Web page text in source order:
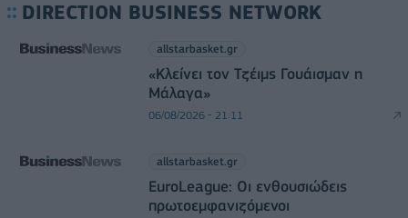
DIRECTION BUSINESS NETWORK
allstarbasket.gr
«Κλείνει τον Τζέιμς Γουάισμαν η
Μάλαγα»
06/08/2026 - 21:11
allstarbasket.gr
EuroLeague: Οι ενθουσιώδεις
πρωτοεμφανιζόμενοι